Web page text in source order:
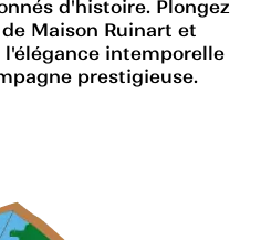
d'histoire. Plongez
Maison Ruinart et
l'élégance intemporelle
prestigieuse.